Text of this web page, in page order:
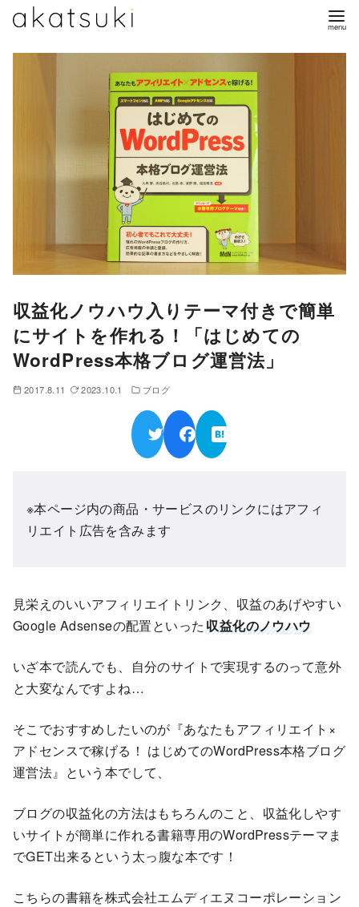
収益化ノウハウ入りテーマ付きで簡単
にサイトを作れる！「はじめての
WordPress本格ブログ運営法」
2017.8.11 2023.10.1 ブログ
※本ページ内の商品・サービスのリンクにはアフィ
リエイト広告を含みます
見栄えのいいアフィリエイトリンク、収益のあげやすい
Google Adsenseの配置といった収益化のノウハウ
いざ本で読んでも、自分のサイトで実現するのって意外
と大変なんですよね…
そこでおすすめしたいのが『あなたもアフィリエイト×
アドセンスで稼げる！ はじめてのWordPress本格ブログ
運営法』という本でして、
ブログの収益化の方法はもちろんのこと、収益化しやす
いサイトが簡単に作れる書籍専用のWordPressテーマま
でGET出来るという太っ腹な本です！
こちらの書籍を株式会社エムディエヌコーポレーション